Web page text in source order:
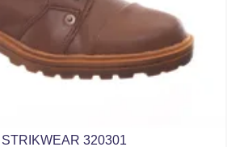
STRIKWEAR 320301